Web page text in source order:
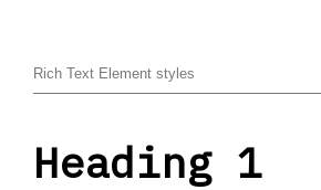
Rich Text Element styles
Heading 1